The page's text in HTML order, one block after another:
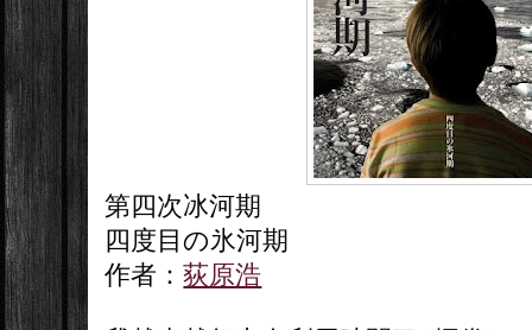
第四次冰河期
四度目の氷河期
作者：荻原浩